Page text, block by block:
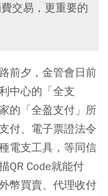
交易，更重要的
前夕，金管會日前
中心的「全支
的「全盈支付」所
付、電子票證法令
電支工具，等同信
QR Code就能付
幣買賣、代理收付